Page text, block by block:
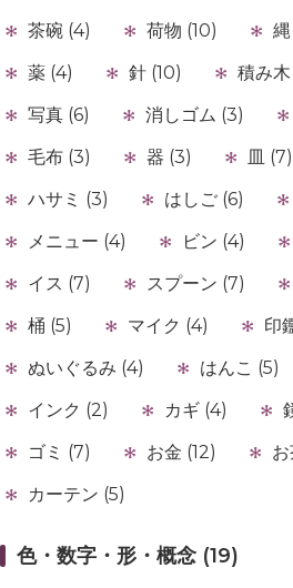
茶碗 (4)
荷物 (10)
薬 (4)
針 (10) 積み
写真 (6)
消しゴム (3)
毛布 (3)
器 (3) 皿 (7)
ハサミ (3)
はしご (6)
メニュー (4)
ビン (4)
イス (7)
スプーン (7)
桶 (5)
マイク (4)
印
ぬいぐるみ (4)
はんこ (5)
インク (2)
カギ (4)
ゴミ (7)
お金 (12)
カーテン (5)
色・数字・形・概念 (19)